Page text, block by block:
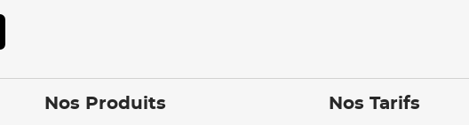
Nos Produits Nos Tarifs